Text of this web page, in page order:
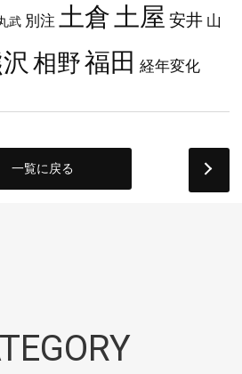
武 別注 土倉 土屋 安井 山
相野福田 経年変化
一覧に戻る